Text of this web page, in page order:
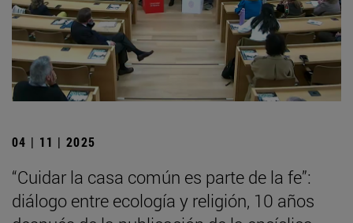
04 | 11 | 2025
“Cuidar la casa común es parte de la fe”:
diálogo entre ecología y religión, 10 años